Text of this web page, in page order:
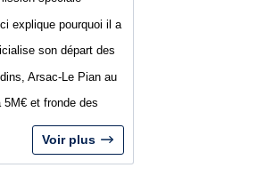
explique pourquoi il a
son départ des
Arsac-Le Pian au
5M€ et fronde des
Voir plus